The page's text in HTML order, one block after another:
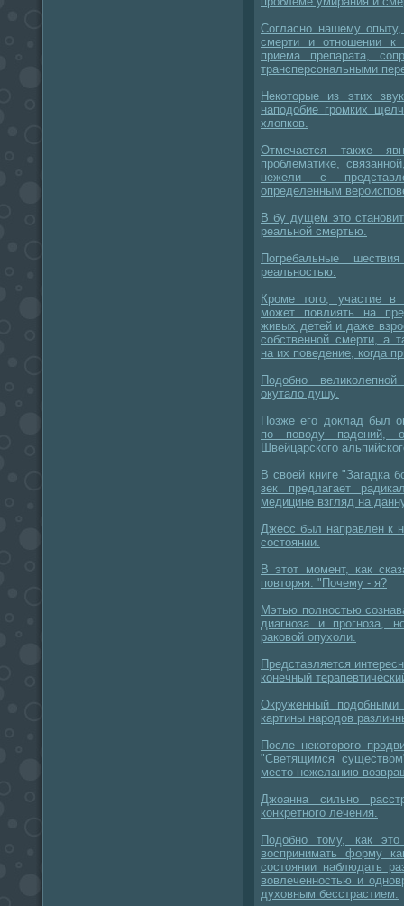
Согласно нашему
смерти и отношении к
приема препарата,
трансперсональными
Некоторые из этих
наподобие громких
хлопков.
Отмечается также
проблематике,
нежели с
определенным
В бу дущем это
реальной смертью.
Погребальные
реальностью.
Кроме того, участие
может повлиять на
живых детей и даже
собственной смерти, а
на их поведение, когда
Подобно
окутало душу.
Позже его доклад был
по поводу падений,
Швейцарского
В своей книге "Загадка
зек предлагает
медицине взгляд на
Джесс был направлен к
состоянии.
В этот момент, как
повторяя: "Почему - я?
Мэтью полностью
диагноза и прогноза,
раковой опухоли.
Представляется
конечный
Окруженный
картины народов
После некоторого
"Светящимся
место нежеланию
Джоанна сильно
конкретного лечения.
Подобно тому, как
воспринимать форму
состоянии наблюдать
вовлеченностью и
духовным бесстрастием.